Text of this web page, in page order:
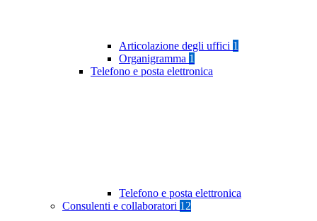
Articolazione degli uffici 1
Organigramma 1
Telefono e posta elettronica
Telefono e posta elettronica
Consulenti e collaboratori 12